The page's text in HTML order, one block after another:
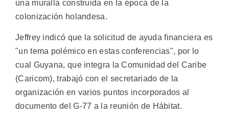
una muralla construida en la época de la
colonización holandesa.
Jeffrey indicó que la solicitud de ayuda financiera es
"un tema polémico en estas conferencias", por lo
cual Guyana, que integra la Comunidad del Caribe
(Caricom), trabajó con el secretariado de la
organización en varios puntos incorporados al
documento del G-77 a la reunión de Hábitat.